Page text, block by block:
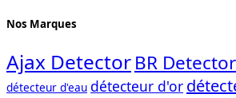
Nos Marques
Ajax DetectorBR Detector
détecteur d'eau détecteur d'or